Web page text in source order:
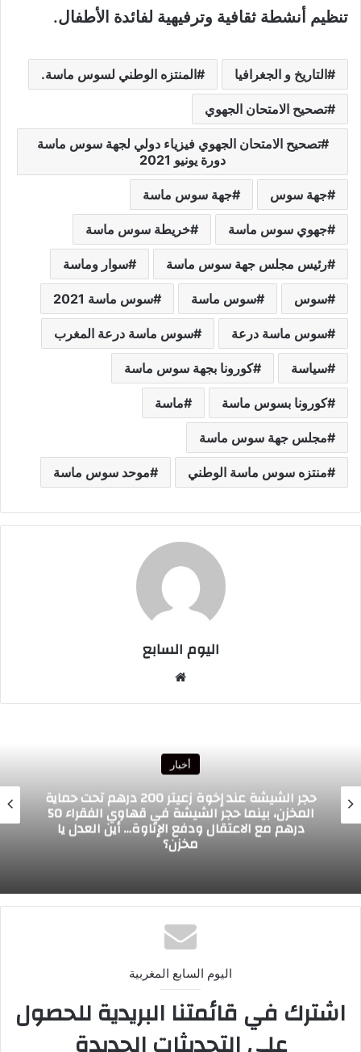
تنظيم أنشطة ثقافية وترفيهية لفائدة الأطفال.
التاريخ و الجغرافيا المنتزه الوطني لسوس ماسة.
تصحيح الامتحان الجهوي
تصحيح الامتحان الجهوي فيزياء دولي لجهة سوس ماسة
دورة يونيو 2021
جهة سوس جهة سوس ماسة
جهوي سوس ماسة خريطة سوس ماسة
رئيس مجلس جهة سوس ماسة سوار وماسة
سوس سوس ماسة سوس ماسة 2021
سوس ماسة درعة سوس ماسة درعة المغرب
سياسة كورونا بجهة سوس ماسة
كورونا بسوس ماسة ماسة
مجلس جهة سوس ماسة
منتزه سوس ماسة الوطني موحد سوس ماسة
اليوم السابع
حملة ضد البناء العشوائي بطنجة
اليوم السابع المغربية
اشترك في قائمتنا البريدية للحصول